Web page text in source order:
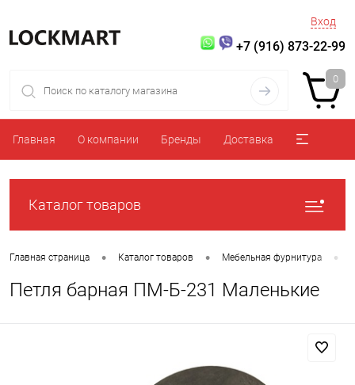
Вход
+7 (916) 873-22-99
0
Главная О компании Бренды Доставка
Каталог товаров
Главная страница • Каталог товаров • Мебельная фурнитура •
Петля барная ПМ-Б-231 Маленькие